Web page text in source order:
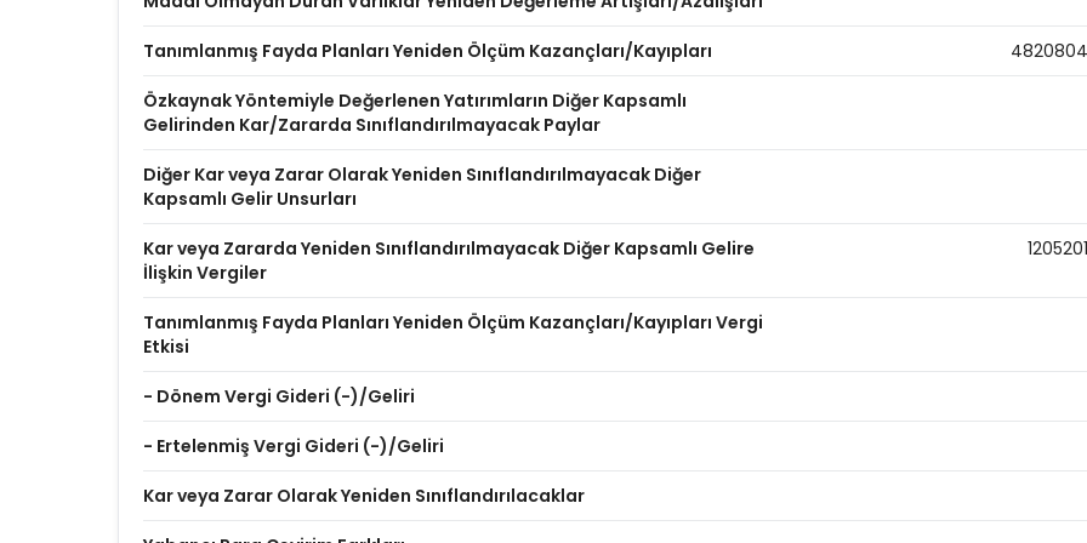
Tanımlanmış Fayda Planları Yeniden Ölçüm Kazançları/Kayıpları
Özkaynak Yöntemiyle Değerlenen Yatırımların Diğer Kapsamlı
Gelirinden Kar/Zararda Sınıflandırılmayacak Paylar
Diğer Kar veya Zarar Olarak Yeniden Sınıflandırılmayacak Diğer
Kapsamlı Gelir Unsurları
Kar veya Zararda Yeniden Sınıflandırılmayacak Diğer Kapsamlı Gelire
İlişkin Vergiler
Tanımlanmış Fayda Planları Yeniden Ölçüm Kazançları/Kayıpları Vergi
Etkisi
- Dönem Vergi Gideri (-)/Geliri
- Ertelenmiş Vergi Gideri (-)/Geliri
Kar veya Zarar Olarak Yeniden Sınıflandırılacaklar